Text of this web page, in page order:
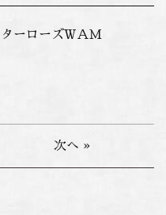
ーローズＷＡＭ
次へ »